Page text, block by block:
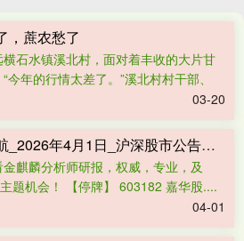
，蔗农愁了
石水镇溪北村，面对着丰收的大片甘
年的行情太差了。”溪北村村干部、
03-20
金河配资 股海导航_2026年4月1日_沪深股市公告与交易提示
麒麟分析师研报，权威，专业，及
题机会！ 【停牌】 603182 嘉华股....
04-01